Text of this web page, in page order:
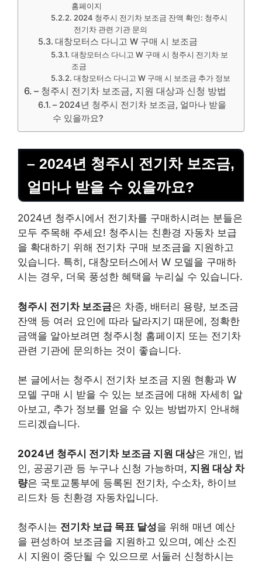
홈페이지
2024 청주시 전기차 보조금 잔액 확인: 청주시
전기차 관련 기관 문의
대창모터스 다니고 W 구매 시 보조금
대창모터스 다니고 W 구매 시 청주시 전기차 보
조금
대창모터스 다니고 W 구매 시 보조금 추가 정보
– 청주시 전기차 보조금, 지원 대상과 신청 방법
– 2024년 청주시 전기차 보조금, 얼마나 받을
수 있을까요?
– 2024년 청주시 전기차 보조금,
얼마나 받을 수 있을까요?
2024년 청주시에서 전기차를 구매하시려는 분들은
모두 주목해 주세요! 청주시는 친환경 자동차 보급
을 확대하기 위해 전기차 구매 보조금을 지원하고
있습니다. 특히, 대창모터스에서 W 모델을 구매하
시는 경우, 더욱 풍성한 혜택을 누리실 수 있습니다.
청주시 전기차 보조금은 차종, 배터리 용량, 보조금
잔액 등 여러 요인에 따라 달라지기 때문에, 정확한
금액을 알아보려면 청주시청 홈페이지 또는 전기차
관련 기관에 문의하는 것이 좋습니다.
본 글에서는 청주시 전기차 보조금 지원 현황과 W
모델 구매 시 받을 수 있는 보조금에 대해 자세히 알
아보고, 추가 정보를 얻을 수 있는 방법까지 안내해
드리겠습니다.
2024년 청주시 전기차 보조금 지원 대상은 개인, 법
인, 공공기관 등 누구나 신청 가능하며, 지원 대상 차
량은 국토교통부에 등록된 전기차, 수소차, 하이브
리드차 등 친환경 자동차입니다.
청주시는 전기차 보급 목표 달성을 위해 매년 예산
을 편성하여 보조금을 지원하고 있으며, 예산 소진
시 지원이 중단될 수 있으므로 서둘러 신청하시는